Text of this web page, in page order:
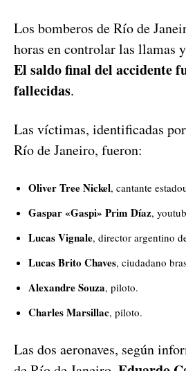
Los bomberos de Río de
horas en controlar las llamas
El saldo final del accidente
fallecidas.
Las víctimas, identificadas
Río de Janeiro, fueron:
Oliver Tree Nickel, cantante
Gaspar «Gaspi» Prim Díaz,
Lucas Vignale, director argentino
Lucas Brito Chaves, ciudadano
Alexandre Souza, piloto.
Charles Marsillac, piloto.
Las dos aeronaves, según